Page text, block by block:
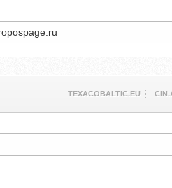
TEXACOBALTIC.EU